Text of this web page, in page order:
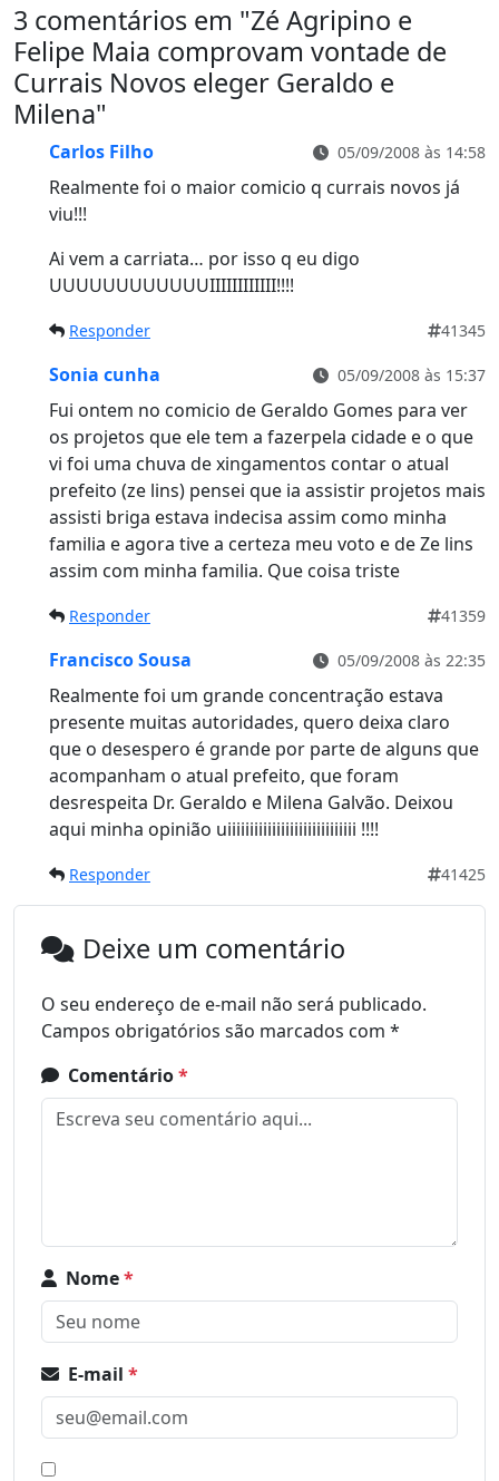
3 comentários em "Zé Agripino e
Felipe Maia comprovam vontade de
Currais Novos eleger Geraldo e
Milena"
Carlos Filho 05/09/2008 às 14:58
Realmente foi o maior comicio q currais novos já
viu!!!
Ai vem a carriata… por isso q eu digo
UUUUUUUUUUUUIIIIIIIIIIII!!!!
Responder 41345
Sonia cunha 05/09/2008 às 15:37
Fui ontem no comicio de Geraldo Gomes para ver
os projetos que ele tem a fazerpela cidade e o que
vi foi uma chuva de xingamentos contar o atual
prefeito (ze lins) pensei que ia assistir projetos mais
assisti briga estava indecisa assim como minha
familia e agora tive a certeza meu voto e de Ze lins
assim com minha familia. Que coisa triste
Responder 41359
Francisco Sousa 05/09/2008 às 22:35
Realmente foi um grande concentração estava
presente muitas autoridades, quero deixa claro
que o desespero é grande por parte de alguns que
acompanham o atual prefeito, que foram
desrespeita Dr. Geraldo e Milena Galvão. Deixou
aqui minha opinião uiiiiiiiiiiiiiiiiiiiiiiiiiiiii !!!!
Responder 41425
Deixe um comentário
O seu endereço de e-mail não será publicado.
Campos obrigatórios são marcados com *
Comentário*
Nome*
E-mail *